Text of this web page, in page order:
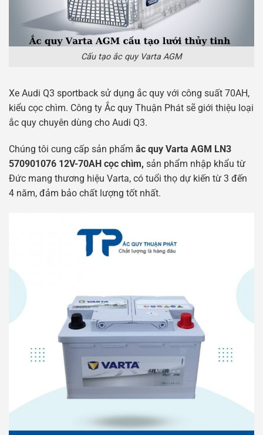
Cấu tạo ắc quy Varta AGM
Xe Audi Q3 sportback sử dụng ắc quy với công suất 70AH,
kiểu cọc chìm. Công ty Ắc quy Thuận Phát sẽ giới thiệu loại
ắc quy chuyên dùng cho Audi Q3.
Chúng tôi cung cấp sản phẩm ắc quy Varta AGM LN3
570901076 12V-70AH cọc chìm, sản phẩm nhập khẩu từ
Đức mang thương hiệu Varta, có tuổi thọ dự kiến ​​từ 3 đến
4 năm, đảm bảo chất lượng tốt nhất.